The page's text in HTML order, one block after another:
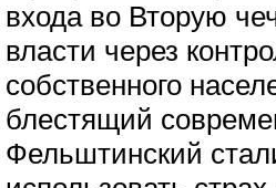
входа во Вторую
власти через
собственного
блестящий
Фельштинский